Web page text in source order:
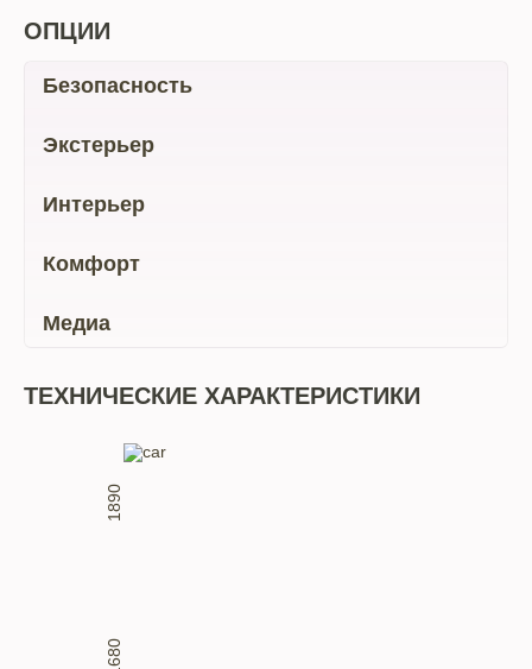
ОПЦИИ
Безопасность
Экстерьер
Интерьер
Комфорт
Медиа
ТЕХНИЧЕСКИЕ ХАРАКТЕРИСТИКИ
1680
1890